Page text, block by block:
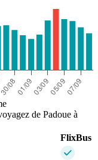
de Padoue à
FlixBus